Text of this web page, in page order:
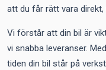
att du får rätt vara
Vi förstår att din bil är
vi snabba leveranser.
tiden din bil står på